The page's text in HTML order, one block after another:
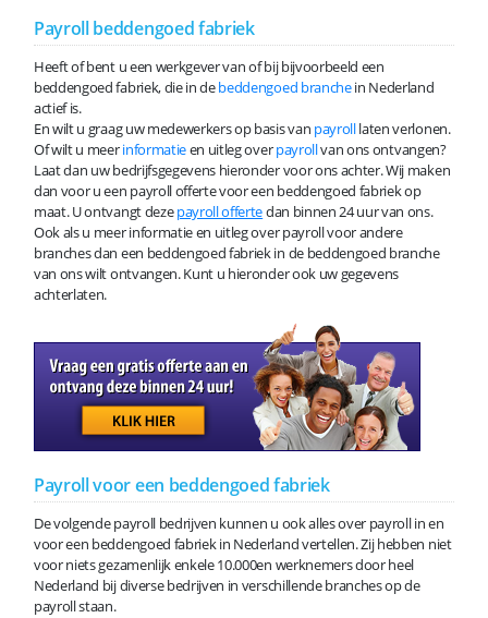
Payroll beddengoed fabriek
Heeft of bent u een werkgever van of bij bijvoorbeeld een
beddengoed fabriek, die in debeddengoed branchein Nederland
actief is.
En wilt u graag uw medewerkers op basis van payrolllaten verlonen.
Of wilt u meerinformatieen uitleg overpayrollvan ons ontvangen?
Laat dan uw bedrijfsgegevens hieronder voor ons achter. Wij maken
dan voor u een payroll offerte voor een beddengoed fabriek op
maat. U ontvangt dezepayroll offertedan binnen 24 uur van ons.
Ook als u meer informatie en uitleg over payroll voor andere
branches dan een beddengoed fabriek in de beddengoed branche
van ons wilt ontvangen. Kunt u hieronder ook uw gegevens
achterlaten.
Payroll voor een beddengoed fabriek
De volgende payroll bedrijven kunnen u ook alles over payroll in en
voor een beddengoed fabriek in Nederland vertellen. Zij hebben niet
voor niets gezamenlijk enkele 10.000en werknemers door heel
Nederland bij diverse bedrijven in verschillende branches op de
payroll staan.